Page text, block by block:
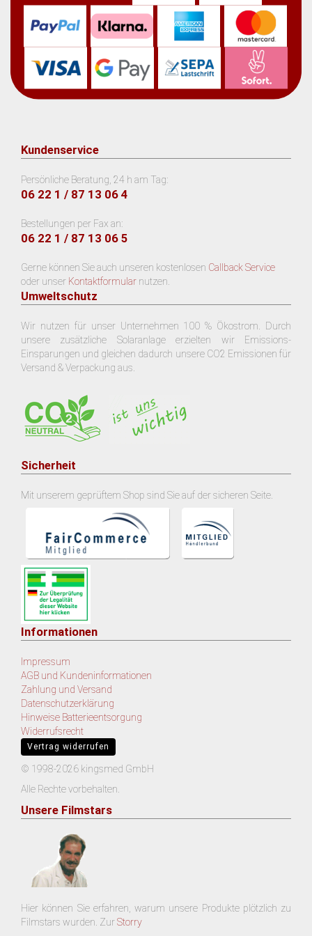
Kundenservice
Persönliche Beratung, 24 h am Tag:
06 22 1 / 87 13 06 4
Bestellungen per Fax an:
06 22 1 / 87 13 06 5
Gerne können Sie auch unseren kostenlosen Callback Service
oder unser Kontaktformular nutzen.
Umweltschutz
Wir nutzen für unser Unternehmen 100 % Ökostrom. Durch
unsere zusätzliche Solaranlage erzielten wir Emissions-
Einsparungen und gleichen dadurch unsere CO2 Emissionen für
Versand & Verpackung aus.
Sicherheit
Mit unserem geprüftem Shop sind Sie auf der sicheren Seite.
Informationen
Impressum
AGB und Kundeninformationen
Zahlung und Versand
Datenschutzerklärung
Hinweise Batterieentsorgung
Widerrufsrecht
Vertrag widerrufen
© 1998-2026 kingsmed GmbH
Alle Rechte vorbehalten.
Unsere Filmstars
Hier können Sie erfahren, warum unsere Produkte plötzlich zu
Filmstars wurden. ZurStorry